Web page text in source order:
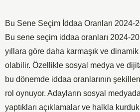
Bu Sene Seçim İddaa Oranları 2024-
Bu sene seçim iddaa oranları 2024-
yıllara göre daha karmaşık ve
olabilir. Özellikle sosyal medya ve
bu dönemde iddaa oranlarının
rol oynuyor. Adayların sosyal
yaptıkları açıklamalar ve halkla